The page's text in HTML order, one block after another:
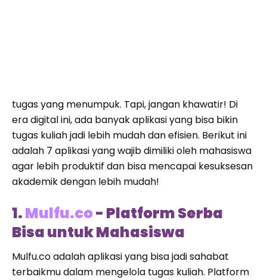
tugas yang menumpuk. Tapi, jangan khawatir! Di
era digital ini, ada banyak aplikasi yang bisa bikin
tugas kuliah jadi lebih mudah dan efisien. Berikut ini
adalah 7 aplikasi yang wajib dimiliki oleh mahasiswa
agar lebih produktif dan bisa mencapai kesuksesan
akademik dengan lebih mudah!
1.Mulfu.co- Platform Serba
Bisa untuk Mahasiswa
Mulfu.co adalah aplikasi yang bisa jadi sahabat
terbaikmu dalam mengelola tugas kuliah. Platform